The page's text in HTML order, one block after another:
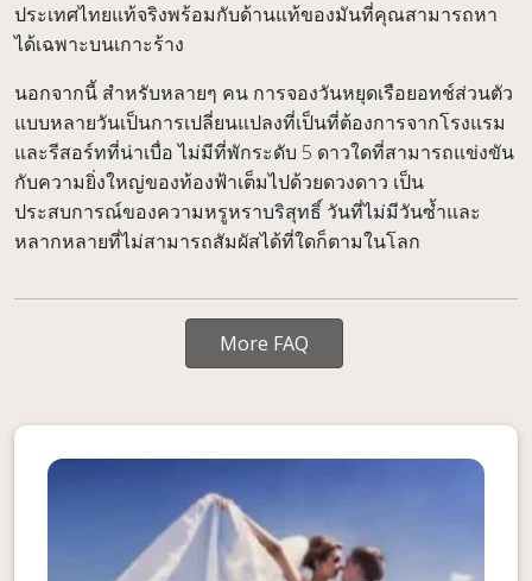
ประเทศไทยแท้จริงพร้อมกับด้านแท้ของมันที่คุณสามารถหา
ได้เฉพาะบนเกาะร้าง
นอกจากนี้ สำหรับหลายๆ คน การจองวันหยุดเรือยอทช์ส่วนตัว
แบบหลายวันเป็นการเปลี่ยนแปลงที่เป็นที่ต้องการจากโรงแรม
และรีสอร์ทที่น่าเบื่อ ไม่มีที่พักระดับ 5 ดาวใดที่สามารถแข่งขัน
กับความยิ่งใหญ่ของท้องฟ้าเต็มไปด้วยดวงดาว เป็น
ประสบการณ์ของความหรูหราบริสุทธิ์ วันที่ไม่มีวันซ้ำและ
หลากหลายที่ไม่สามารถสัมผัสได้ที่ใดก็ตามในโลก
More FAQ